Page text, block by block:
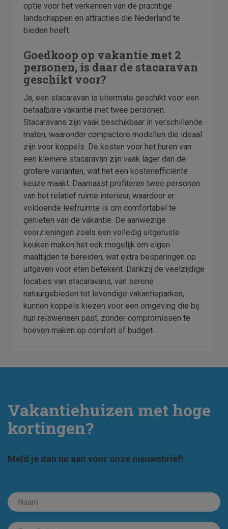
optie voor het verkennen van de prachtige
landschappen en attracties die Nederland te
bieden heeft.
Goedkoop op vakantie met 2
personen, is daar de stacaravan
geschikt voor?
Ja, een stacaravan is uitermate geschikt voor een
betaalbare vakantie met twee personen.
Stacaravans zijn vaak beschikbaar in verschillende
maten, waaronder compactere modellen die ideaal
zijn voor koppels. De kosten voor het huren van
een kleinere stacaravan zijn vaak lager dan de
grotere varianten, wat het een kostenefficiënte
keuze maakt. Daarnaast profiteren twee personen
van het relatief ruime interieur, waardoor er
voldoende leefruimte is om comfortabel te
genieten van de vakantie. De aanwezige
voorzieningen zoals een volledig uitgeruste
keuken maken het ook mogelijk om eigen
maaltijden te bereiden, wat extra besparingen op
uitgaven voor eten betekent. Dankzij de veelzijdige
locaties van stacaravans, van serene
natuurgebieden tot levendige vakantieparken,
kunnen koppels kiezen voor een omgeving die bij
hun reiswensen past, zonder compromissen te
hoeven maken op comfort of budget.
Vakantiehuizen met hoge
kortingen?
Meld je dan nu aan voor onze nieuwsbrief!